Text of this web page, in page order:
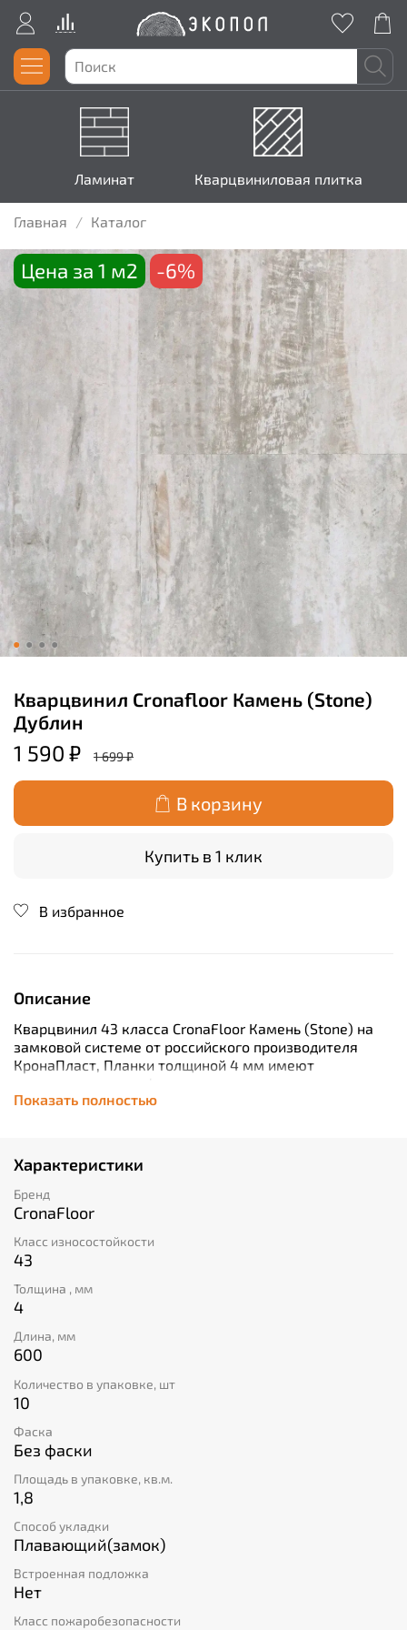
Ламинат Кварцвиниловая плитка
Главная Каталог
Цена за 1 м2 -6%
Кварцвинил Cronafloor Камень (Stone)
Дублин
1 590 ₽ 1 699 ₽
В корзину
Купить в 1 клик
В избранное
Описание
Кварцвинил 43 класса CronaFloor Камень (Stone) на
замковой системе от российского производителя
КронаПласт, Планки толщиной 4 мм имеют
тремя слоями защитных слоёв обеспечивающих 100%
CronaFloor Камень (Stone) устойчив к воде и огню,
обладает шумопоглощающими свойствами и
подходит для теплых полов. Долговечен и
износостоек, сохраняет свой внешний вид в течение
тридцати лет. Удобное четырёхстороннее замковое
соединение обеспечивает возможность комбинации
удовлетворить требования даже самых
взыскательных клиентов и создает возможности для
создания оригинальных дизайнерских решений.
Показать полностью
Характеристики
Бренд
CronaFloor
Класс износостойкости
43
Толщина , мм
4
Длина, мм
600
Количество в упаковке, шт
10
Фаска
Без фаски
Площадь в упаковке, кв.м.
1,8
Способ укладки
Плавающий(замок)
Встроенная подложка
Нет
Класс пожаробезопасности